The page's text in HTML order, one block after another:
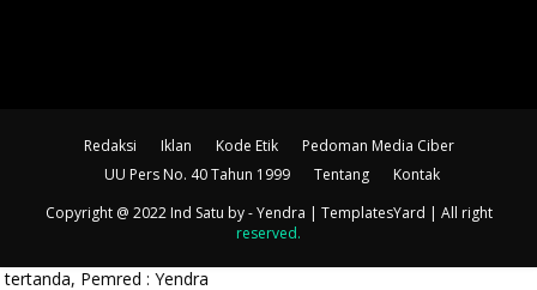
Redaksi Iklan Kode Etik
Pedoman Media Ciber
UU Pers No. 40 Tahun 1999
Tentang
Kontak
Copyright @ 2022 Ind Satu by - Yendra | TemplatesYard | All right
reserved.
: Yendra